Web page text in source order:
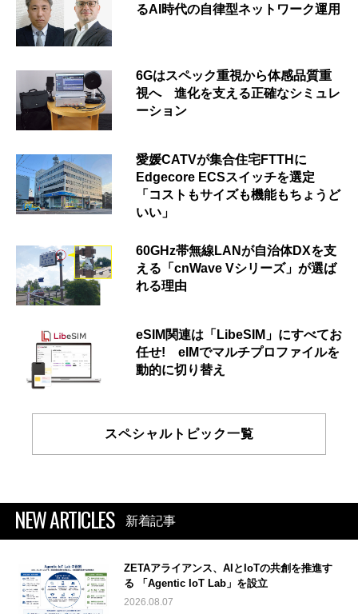
るAI時代の自律型ネットワーク運用
6Gはスペック重視から体感品質重
視へ 進化を支える正確なシミュレ
ーション
愛媛CATVが集合住宅FTTHに
Edgecore ECSスイッチを選定
「コストもサイズも機能もちょうど
いい」
60GHz帯無線LANが自治体DXを支
える「cnWave Vシリーズ」が選ば
れる理由
eSIM関連は「LibeSIM」にすべてお
任せ! eIMでマルチプロファイルを
動的に切り替え
スペシャルトピック一覧
NEW ARTICLES 新着記事
ZETAアライアンス、AIとIoTの共創を推進す
る 「Agentic IoT Lab」を設立
2026.08.07